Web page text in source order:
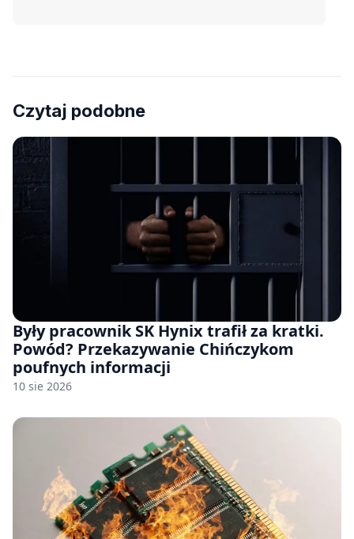
Czytaj podobne
Były pracownik SK Hynix trafił za kratki.
Powód? Przekazywanie Chińczykom
poufnych informacji
10 sie 2026